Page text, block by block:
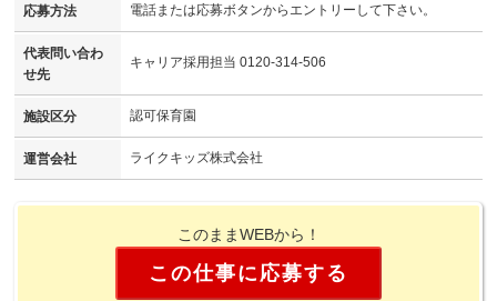
応募方法 電話または応募ボタンからエントリーして下さい。
代表問い合わ
せ先
キャリア採用担当 0120-314-506
施設区分 認可保育園
運営会社 ライクキッズ株式会社
このままWEBから！
この仕事に応募する